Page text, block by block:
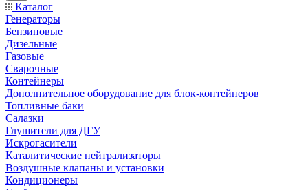
Каталог
Генераторы
Бензиновые
Дизельные
Газовые
Сварочные
Контейнеры
Дополнительное оборудование для блок-контейнеров
Топливные баки
Салазки
Глушители для ДГУ
Искрогасители
Каталитические нейтрализаторы
Воздушные клапаны и установки
Кондиционеры